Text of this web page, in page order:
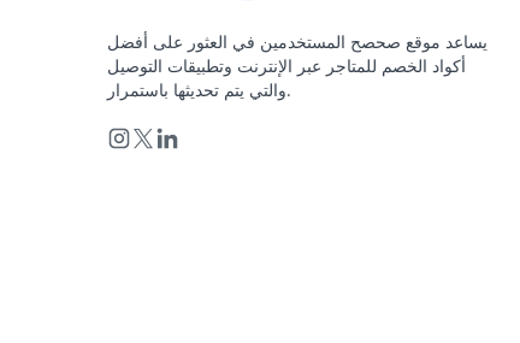
يساعد موقع صحصح المستخدمين في العثور على أفضل
أكواد الخصم للمتاجر عبر الإنترنت وتطبيقات التوصيل
والتي يتم تحديثها باستمرار.